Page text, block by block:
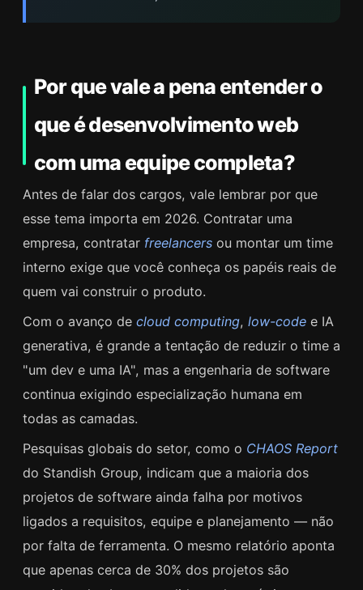
Por que vale a pena entender o
que é desenvolvimento web
com uma equipe completa?
Antes de falar dos cargos, vale lembrar por que
esse tema importa em 2026. Contratar uma
empresa, contratar freelancers ou montar um time
interno exige que você conheça os papéis reais de
quem vai construir o produto.
Com o avanço de cloud computing, low-code e IA
generativa, é grande a tentação de reduzir o time a
"um dev e uma IA", mas a engenharia de software
continua exigindo especialização humana em
todas as camadas.
Pesquisas globais do setor, como o CHAOS Report
do Standish Group, indicam que a maioria dos
projetos de software ainda falha por motivos
ligados a requisitos, equipe e planejamento — não
por falta de ferramenta. O mesmo relatório aponta
que apenas cerca de 30% dos projetos são